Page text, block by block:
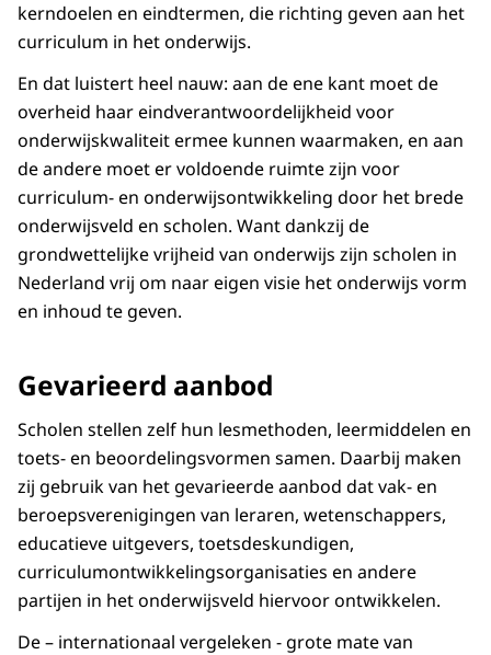
kerndoelen en eindtermen, die richting geven aan het
curriculum in het onderwijs.
En dat luistert heel nauw: aan de ene kant moet de
overheid haar eindverantwoordelijkheid voor
onderwijskwaliteit ermee kunnen waarmaken, en aan
de andere moet er voldoende ruimte zijn voor
curriculum- en onderwijsontwikkeling door het brede
onderwijsveld en scholen. Want dankzij de
grondwettelijke vrijheid van onderwijs zijn scholen in
Nederland vrij om naar eigen visie het onderwijs vorm
en inhoud te geven.
Gevarieerd aanbod
Scholen stellen zelf hun lesmethoden, leermiddelen en
toets- en beoordelingsvormen samen. Daarbij maken
zij gebruik van het gevarieerde aanbod dat vak- en
beroepsverenigingen van leraren, wetenschappers,
educatieve uitgevers, toetsdeskundigen,
curriculumontwikkelingsorganisaties en andere
partijen in het onderwijsveld hiervoor ontwikkelen.
De – internationaal vergeleken - grote mate van